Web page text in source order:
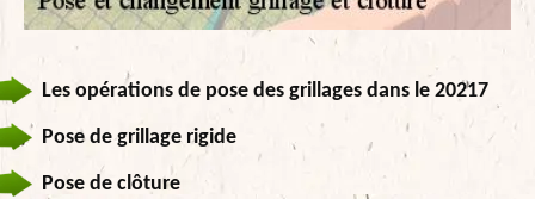
Les opérations de pose des grillages dans le 20217
Pose de grillage rigide
Pose de clôture